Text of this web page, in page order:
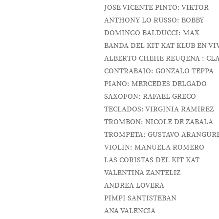
JOSE VICENTE PINTO: VIKTOR
ANTHONY LO RUSSO: BOBBY
DOMINGO BALDUCCI: MAX
BANDA DEL KIT KAT KLUB EN
ALBERTO CHEHE REUQENA :
CONTRABAJO: GONZALO TEPPA
PIANO: MERCEDES DELGADO
SAXOFON: RAFAEL GRECO
TECLADOS: VIRGINIA RAMIREZ
TROMBON: NICOLE DE ZABALA
TROMPETA: GUSTAVO
VIOLIN: MANUELA ROMERO
LAS CORISTAS DEL KIT KAT
VALENTINA ZANTELIZ
ANDREA LOVERA
PIMPI SANTISTEBAN
ANA VALENCIA